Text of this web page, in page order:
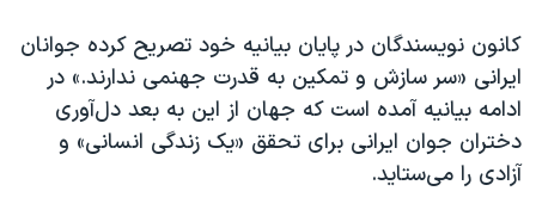
کانون نویسندگان در پایان بیانیه خود تصریح کرده جوانان
ایرانی «سر سازش و تمکین به قدرت جهنمی ندارند.» در
ادامه بیانیه آمده است که جهان از این به بعد دل‌آوری
دختران جوان ایرانی برای تحقق «یک زندگی انسانی» و
آزادی را می‌ستاید.